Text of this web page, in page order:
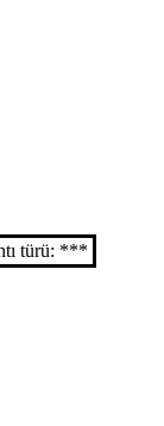
türü: ***